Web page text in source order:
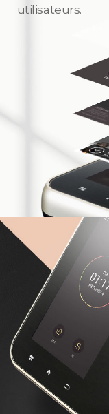
utilisateurs.